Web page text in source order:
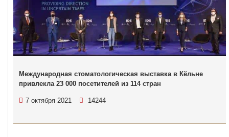
Международная стоматологическая выставка в Кёльне
привлекла 23 000 посетителей из 114 стран
7 октября 2021 14244